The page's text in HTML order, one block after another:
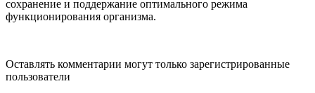
сохранение и поддержание оптимального режима
функционирования организма.
Оставлять комментарии могут только зарегистрированные
пользователи